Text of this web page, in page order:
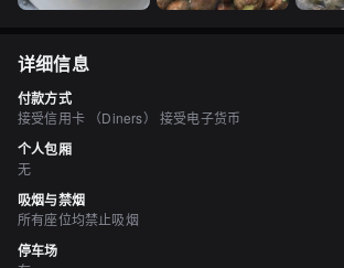
详细信息
付款方式
接受信用卡 （Diners） 接受电子货币
个人包厢
无
吸烟与禁烟
所有座位均禁止吸烟
停车场